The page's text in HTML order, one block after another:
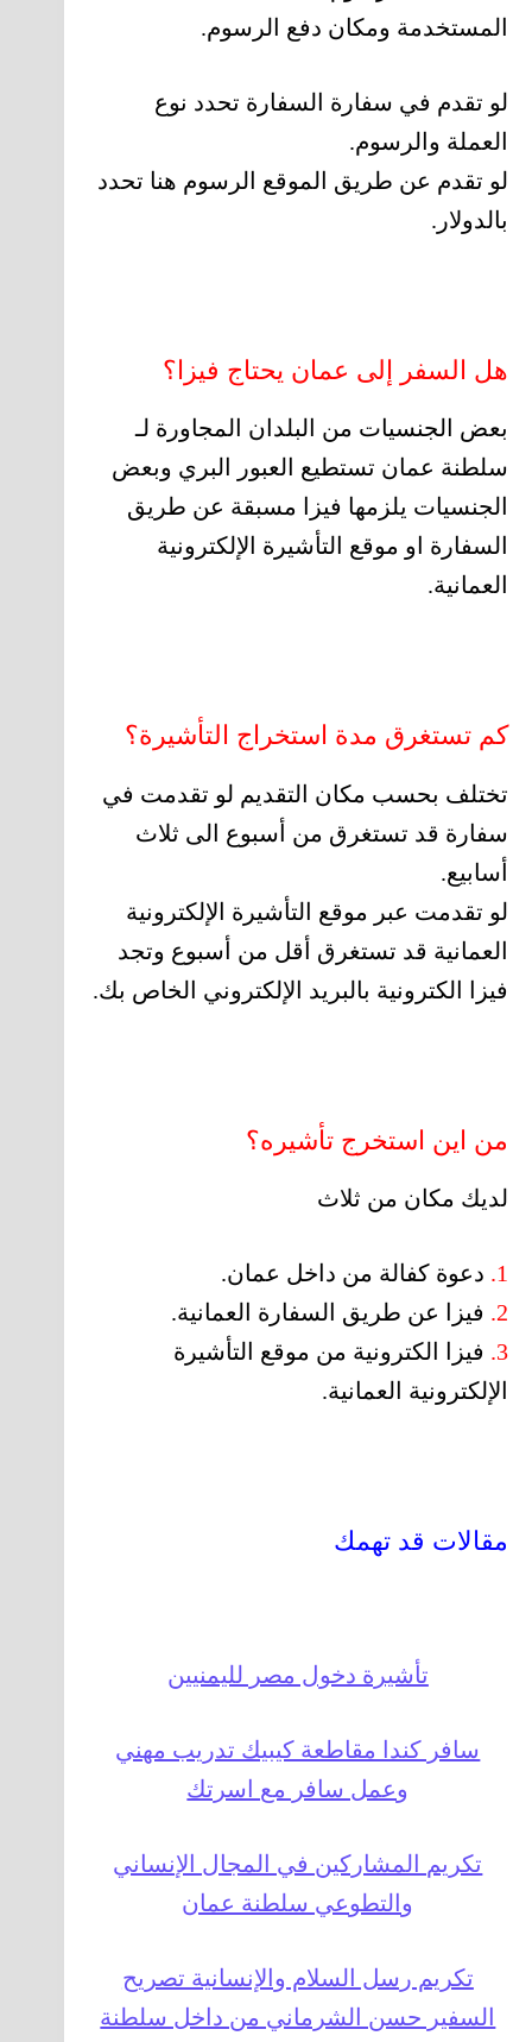
المستخدمة ومكان دفع الرسوم.
لو تقدم في سفارة السفارة تحدد نوع
العملة والرسوم.
لو تقدم عن طريق الموقع الرسوم هنا تحدد
بالدولار.
هل السفر إلى عمان يحتاج فيزا؟
بعض الجنسيات من البلدان المجاورة لـ
سلطنة عمان تستطيع العبور البري وبعض
الجنسيات يلزمها فيزا مسبقة عن طريق
السفارة او موقع التأشيرة الإلكترونية
العمانية.
كم تستغرق مدة استخراج التأشيرة؟
تختلف بحسب مكان التقديم لو تقدمت في
سفارة قد تستغرق من أسبوع الى ثلاث
أسابيع.
لو تقدمت عبر موقع التأشيرة الإلكترونية
العمانية قد تستغرق أقل من أسبوع وتجد
فيزا الكترونية بالبريد الإلكتروني الخاص بك.
من اين استخرج تأشيره؟
لديك مكان من ثلاث
1. دعوة كفالة من داخل عمان.
2. فيزا عن طريق السفارة العمانية.
3. فيزا الكترونية من موقع التأشيرة
الإلكترونية العمانية.
مقالات قد تهمك
تأشيرة دخول مصر لليمنيين
سافر كندا مقاطعة كيبيك تدريب مهني
وعمل سافر مع اسرتك
تكريم المشاركين في المجال الإنساني
والتطوعي سلطنة عمان
تكريم رسل السلام والإنسانية تصريح
السفير حسن الشرماني من داخل سلطنة